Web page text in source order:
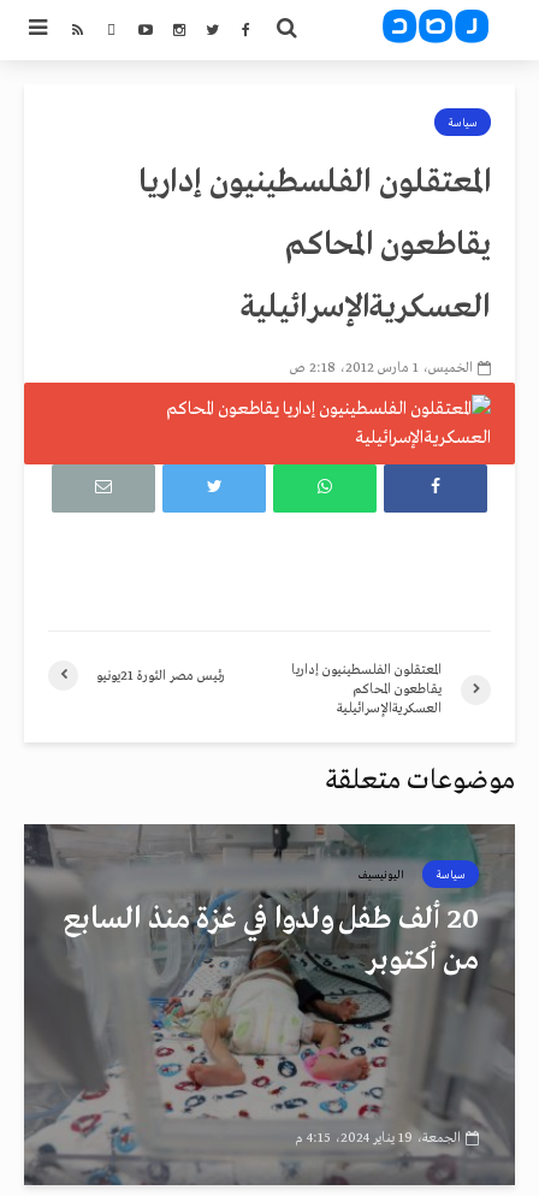
سياسة
المعتقلون الفلسطينيون إداريا
يقاطعون المحاكم
العسكريةالإسرائيلية
الخميس، 1 مارس 2012، 2:18 ص
رئيس مصر الثورة 21يونيو
المعتقلون الفلسطينيون إداريا
يقاطعون المحاكم
العسكريةالإسرائيلية
موضوعات متعلقة
سياسة اليونيسيف
20 ألف طفل ولدوا في غزة منذ السابع
من أكتوبر
الجمعة، 19 يناير 2024، 4:15 م